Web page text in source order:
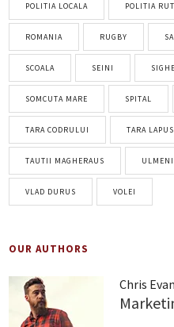
POLITIA LOCALA POLITIA
ROMANIA RUGBY
SCOALA SEINI
SOMCUTA MARE SPITAL
TARA CODRULUI TARA
TAUTII MAGHERAUS ULMENI
VLAD DURUS VOLEI
OUR AUTHORS
Chris